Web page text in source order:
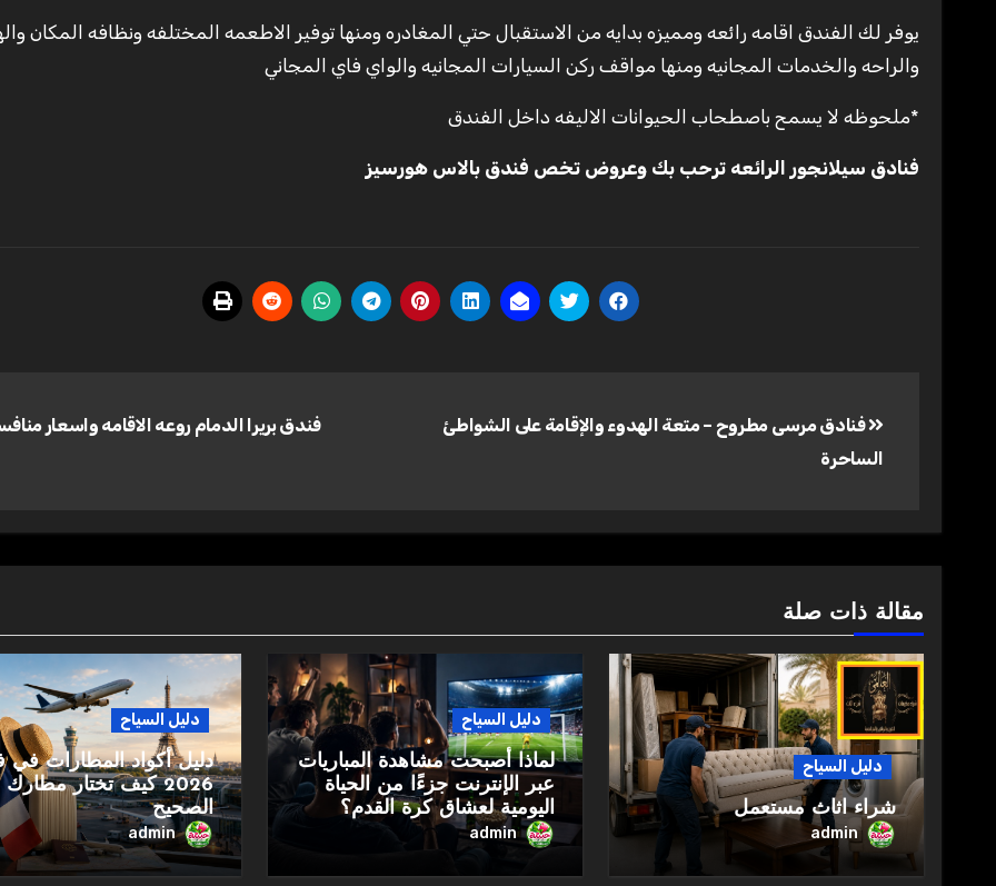
يوفر لك الفندق اقامه رائعه ومميزه بدايه من الاستقبال حتي المغادره ومنها توفير الاطعمه المختلفه ونظافه المكان
والراحه والخدمات المجانيه ومنها مواقف ركن السيارات المجانيه والواي فاي المجاني
*ملحوظه لا يسمح باصطحاب الحيوانات الاليفه داخل الفندق
فنادق سيلانجور الرائعه ترحب بك وعروض تخص فندق بالاس هورسيز
المقالات
فنادق مرسى مطروح – متعة الهدوء والإقامة على الشواطئ
الساحرة
فندق بريرا الدمام روعه الاقامه واسعار
مقالة ذات صلة
دليل السياح
شراء اثاث مستعمل
admin
دليل السياح
لماذا أصبحت مشاهدة المباريات
عبر الإنترنت جزءًا من الحياة
اليومية لعشاق كرة القدم؟
admin
دليل السياح
دليل أكواد المطارات في
2026 كيف تختار مطارك
الصحيح
admin